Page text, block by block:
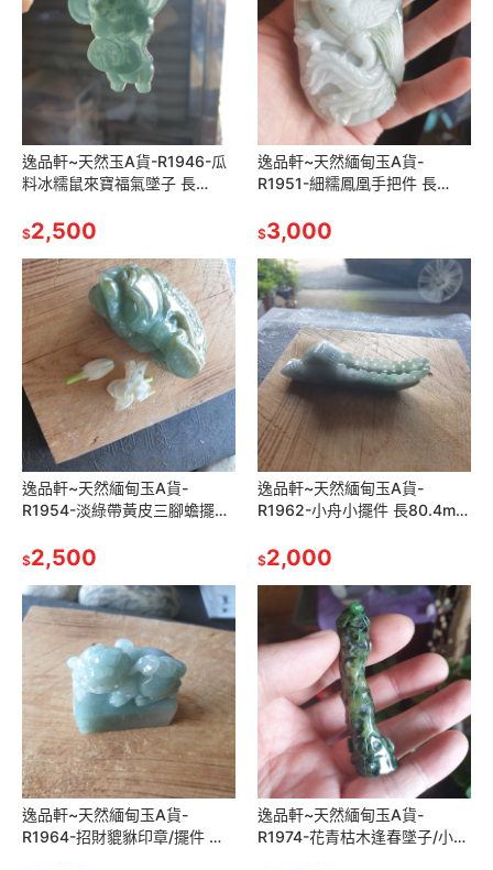
逸品軒~天然玉A貨-R1946-瓜
料冰糯鼠來寶福氣墜子 長
好、質地細膩、秋香色。
$2,500
逸品軒~天然緬甸玉A貨-
R1951-細糯鳳凰手把件 長
玉質細膩，顏色淡雅。
$3,000
逸品軒~天然緬甸玉A貨-
R1954-淡綠帶黃皮三腳蟾擺件/
厚39.5mm 水頭好
$2,500
逸品軒~天然緬甸玉A貨-
R1962-小舟小擺件 長80.4mm
緻，雕工精細。
$2,000
逸品軒~天然緬甸玉A貨-
R1964-招財貔貅印章/擺件 高
逸品軒~天然緬甸玉A貨-
R1974-花青枯木逢春墜子/小擺